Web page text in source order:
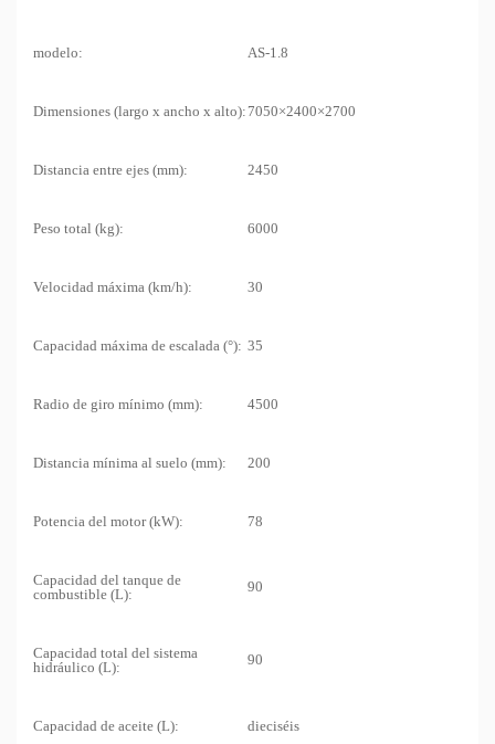
modelo: AS-1.8
Dimensiones (largo x ancho x alto): 7050×2400×2700
Distancia entre ejes (mm): 2450
Peso total (kg): 6000
Velocidad máxima (km/h): 30
Capacidad máxima de escalada (°): 35
Radio de giro mínimo (mm): 4500
Distancia mínima al suelo (mm): 200
Potencia del motor (kW): 78
Capacidad del tanque de
combustible (L):
90
Capacidad total del sistema
hidráulico (L):
90
Capacidad de aceite (L): dieciséis